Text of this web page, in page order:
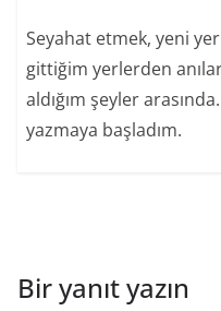
Seyahat etmek, yeni
gittiğim yerlerden
aldığım şeyler
yazmaya başladım.
Bir yanıt yazın